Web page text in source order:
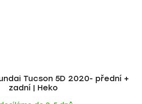
Tucson 5D 2020- přední +
zadní | Heko